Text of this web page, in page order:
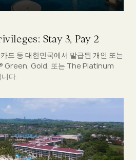
Stay 3, Pay 2
드 등 대한민국에서 발급된 개인 또는
Green, Gold, 또는 The Platinum
다.